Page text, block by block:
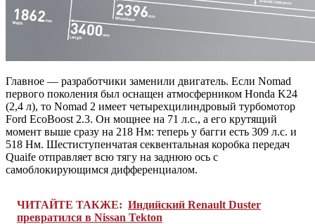
Главное — разработчики заменили двигатель. Если Nomad
первого поколения был оснащен атмосферником Honda K24
(2,4 л), то Nomad 2 имеет четырехцилиндровый турбомотор
Ford EcoBoost 2.3. Он мощнее на 71 л.с., а его крутящий
момент выше сразу на 218 Нм: теперь у багги есть 309 л.с. и
518 Нм. Шестиступенчатая секвентальная коробка передач
Quaife отправляет всю тягу на заднюю ось с
самоблокирующимся дифференциалом.
ЧИТАЙТЕ ТАКЖЕ: Индийский Renault Duster
превратился в Nissan Tekton